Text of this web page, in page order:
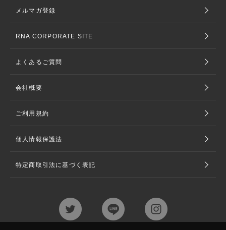
メルマガ登録
RNA CORPORATE SITE
よくあるご質問
会社概要
ご利用規約
個人情報保護法
特定商取引法に基づく表記